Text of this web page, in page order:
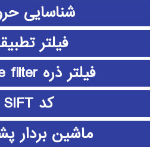
شناسایی
فیلتر
فیلتر ذره particle filter
کد SIFT
ماشین بردار